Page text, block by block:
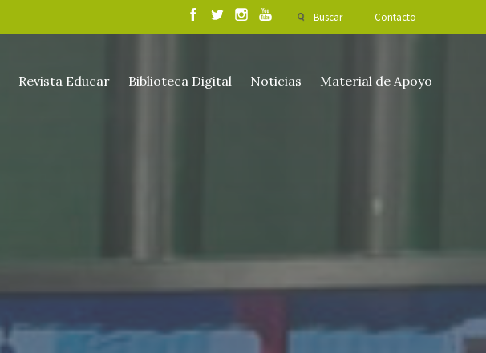
Buscar Contacto
Revista Educar Biblioteca Digital Noticias Material de Apoyo